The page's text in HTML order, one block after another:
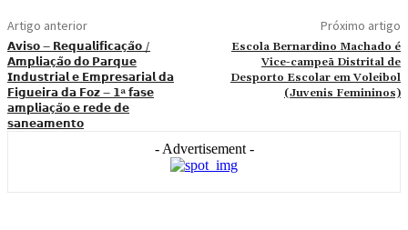
Artigo anterior
𝗔𝘃𝗶𝘀𝗼 – 𝗥𝗲𝗾𝘂𝗮𝗹𝗶𝗳𝗶𝗰𝗮𝗰̧𝗮̃𝗼 /
𝗔𝗺𝗽𝗹𝗶𝗮𝗰̧𝗮̃𝗼 𝗱𝗼 𝗣𝗮𝗿𝗾𝘂𝗲
𝗜𝗻𝗱𝘂𝘀𝘁𝗿𝗶𝗮𝗹 𝗲 𝗘𝗺𝗽𝗿𝗲𝘀𝗮𝗿𝗶𝗮𝗹 𝗱𝗮
𝗙𝗶𝗴𝘂𝗲𝗶𝗿𝗮 𝗱𝗮 𝗙𝗼𝘇 – 𝟭ª 𝗳𝗮𝘀𝗲
𝗮𝗺𝗽𝗹𝗶𝗮𝗰̧𝗮̃𝗼 𝗲 𝗿𝗲𝗱𝗲 𝗱𝗲
𝘀𝗮𝗻𝗲𝗮𝗺𝗲𝗻𝘁𝗼
Próximo artigo
Escola Bernardino Machado é
Vice-campeã Distrital de
Desporto Escolar em Voleibol
(Juvenis Femininos)
- Advertisement -